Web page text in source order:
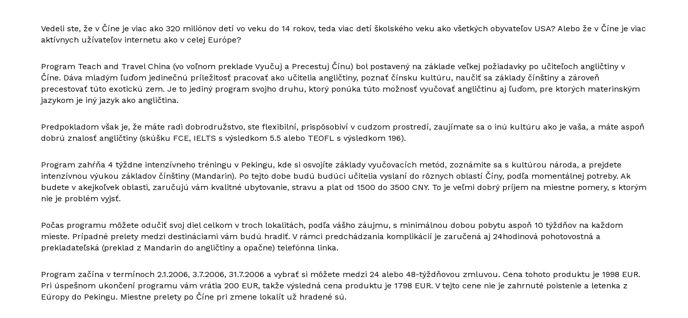
Vedeli ste, že v Číne je viac ako 320 miliónov detí vo veku do 14 rokov, teda viac detí školského veku ako všetkých obyvateľov USA? Alebo že v Číne je viac
aktívnych užívateľov internetu ako v celej Európe?
Program Teach and Travel China (vo voľnom preklade Vyučuj a Precestuj Čínu) bol postavený na základe veľkej požiadavky po učiteľoch angličtiny v
Číne. Dáva mladým ľuďom jedinečnú príležitosť pracovať ako učitelia angličtiny, poznať čínsku kultúru, naučiť sa základy čínštiny a zároveň
precestovať túto exotickú zem. Je to jediný program svojho druhu, ktorý ponúka túto možnosť vyučovať angličtinu aj ľuďom, pre ktorých materinským
jazykom je iný jazyk ako angličtina.
Predpokladom však je, že máte radi dobrodružstvo, ste flexibilní, prispôsobiví v cudzom prostredí, zaujímate sa o inú kultúru ako je vaša, a máte aspoň
dobrú znalosť angličtiny (skúšku FCE, IELTS s výsledkom 5.5 alebo TEOFL s výsledkom 196).
Program zahŕňa 4 týždne intenzívneho tréningu v Pekingu, kde si osvojíte základy vyučovacích metód, zoznámite sa s kultúrou národa, a prejdete
intenzívnou výukou základov čínštiny (Mandarin). Po tejto dobe budú budúci učitelia vyslaní do rôznych oblastí Číny, podľa momentálnej potreby. Ak
budete v akejkoľvek oblasti, zaručujú vám kvalitné ubytovanie, stravu a plat od 1500 do 3500 CNY. To je veľmi dobrý príjem na miestne pomery, s ktorým
nie je problém vyjsť.
Počas programu môžete odučiť svoj diel celkom v troch lokalitách, podľa vášho záujmu, s minimálnou dobou pobytu aspoň 10 týždňov na každom
mieste. Prípadné prelety medzi destináciami vám budú hradiť. V rámci predchádzania komplikácií je zaručená aj 24hodinová pohotovostná a
prekladateľská (preklad z Mandarin do angličtiny a opačne) telefónna linka.
Program začína v termínoch 2.1.2006, 3.7.2006, 31.7.2006 a vybrať si môžete medzi 24 alebo 48-týždňovou zmluvou. Cena tohoto produktu je 1998 EUR.
Pri úspešnom ukončení programu vám vrátia 200 EUR, takže výsledná cena produktu je 1798 EUR. V tejto cene nie je zahrnuté poistenie a letenka z
Eúropy do Pekingu. Miestne prelety po Číne pri zmene lokalít už hradené sú.